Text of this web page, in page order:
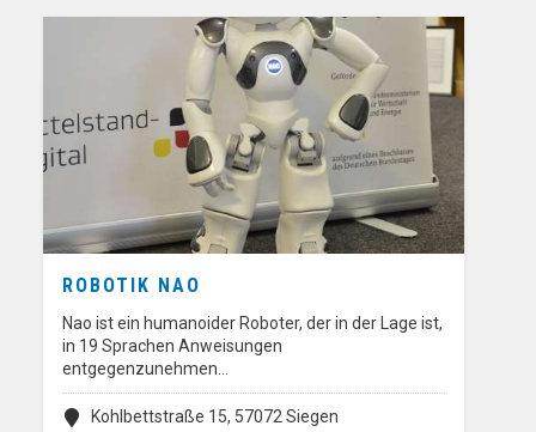
ROBOTIK NAO
Nao ist ein humanoider Roboter, der in der Lage ist,
in 19 Sprachen Anweisungen
entgegenzunehmen…
Kohlbettstraße 15, 57072 Siegen